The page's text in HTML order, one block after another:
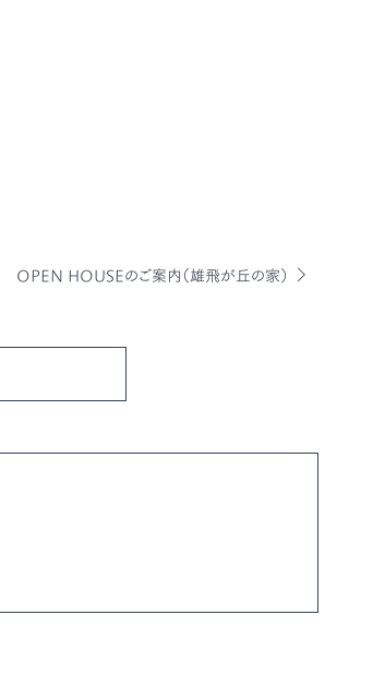
OPEN HOUSEのご案内（雄飛が丘の家）